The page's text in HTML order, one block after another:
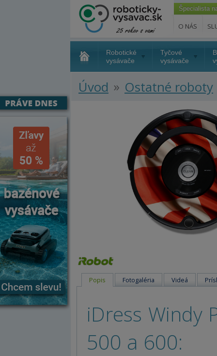
Špecialista
O NÁS
Robotické
vysávače
Tyčové
vysávače
Úvod » Ostatné roboty
Popis Fotogaléria Videá
iDress Windy
500 a 600: